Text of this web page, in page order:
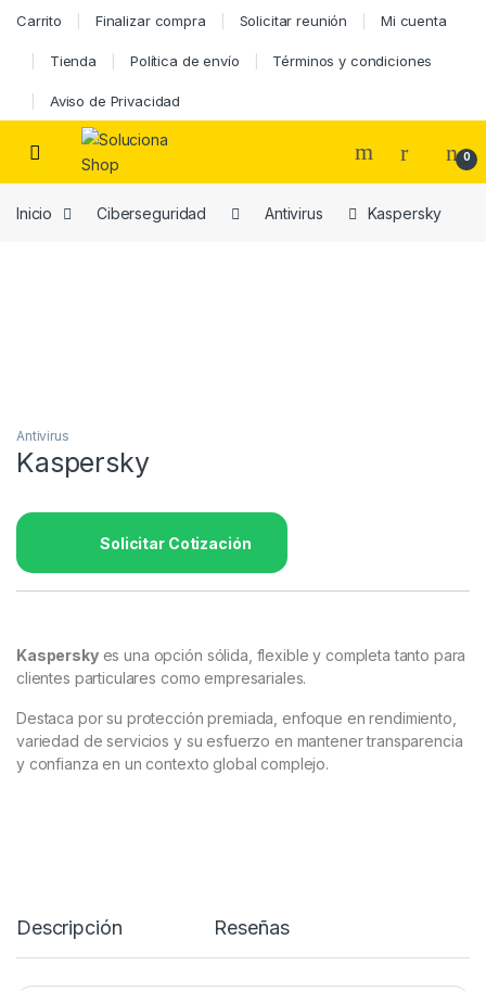
Carrito Finalizar compra Solicitar reunión Mi cuenta
Tienda Política de envío Términos y condiciones
Aviso de Privacidad
0
Inicio Ciberseguridad Antivirus Kaspersky
Antivirus
Kaspersky
Solicitar Cotización
Kasperskyes una opción sólida, flexible y completa tanto para
clientes particulares como empresariales.
Destaca por su protección premiada, enfoque en rendimiento,
variedad de servicios y su esfuerzo en mantener transparencia
y confianza en un contexto global complejo.
Descripción Reseñas